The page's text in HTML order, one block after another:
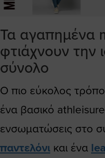
Τα αγαπημένα
φτιάχνουν την
σύνολο
Ο πιο εύκολος
ένα βασικό
ενσωματώσεις στο
παντελόνι και ένα